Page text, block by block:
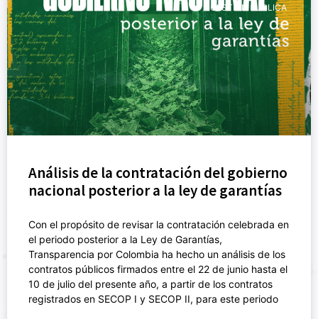
GESTIÓN PÚBLICA
Análisis de la contratación del gobierno
nacional posterior a la ley de garantías
Con el propósito de revisar la contratación celebrada en
el periodo posterior a la Ley de Garantías,
Transparencia por Colombia ha hecho un análisis de los
contratos públicos firmados entre el 22 de junio hasta el
10 de julio del presente año, a partir de los contratos
registrados en SECOP I y SECOP II, para este periodo